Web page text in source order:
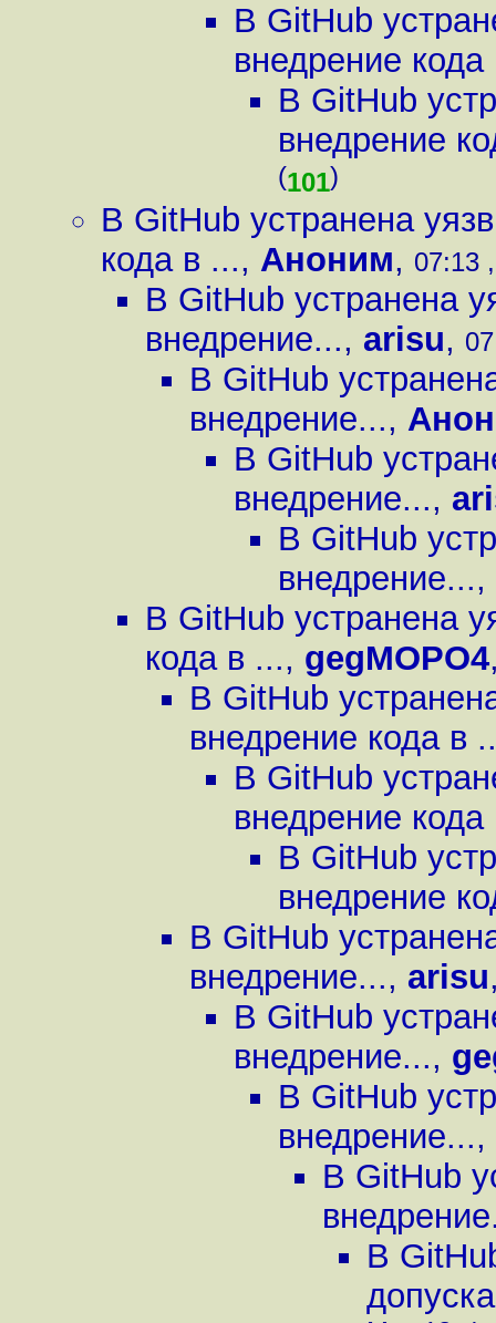
В GitHub
внедрение кода
В GitHub
внедрение
(101)
В GitHub устранена
кода в ..., Аноним, 07:13
В GitHub устранена
внедрение..., arisu,
В GitHub
внедрение...,
В GitHub
внедрение...,
В GitHub
внедрение...,
В GitHub устранена
кода в ..., gegMOPO4
В GitHub
внедрение кода в
В GitHub
внедрение кода
В GitHub
внедрение
В GitHub
внедрение..., arisu
В GitHub
внедрение...,
В GitHub
внедрение...,
В GitHub
В